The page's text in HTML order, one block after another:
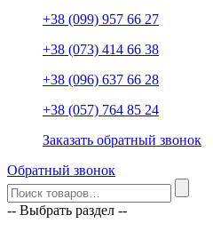
+38 (099) 957 66 27
+38 (073) 414 66 38
+38 (096) 637 66 28
+38 (057) 764 85 24
Заказать обратный звонок
Обратный звонок
-- Выбрать раздел --